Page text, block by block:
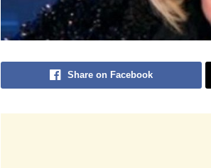
Share on Facebook